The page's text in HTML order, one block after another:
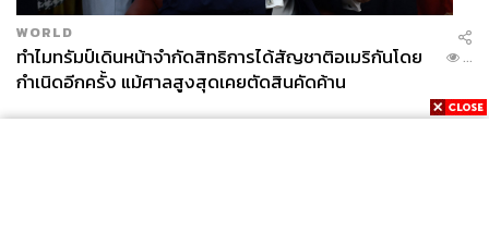
WORLD
ทำไมทรัมป์เดินหน้าจำกัดสิทธิการได้สัญชาติอเมริกันโดย
กำเนิดอีกครั้ง แม้ศาลสูงสุดเคยตัดสินคัดค้าน
...